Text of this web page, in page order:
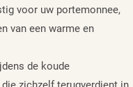
voor uw portemonnee,
van een warme en
de koude